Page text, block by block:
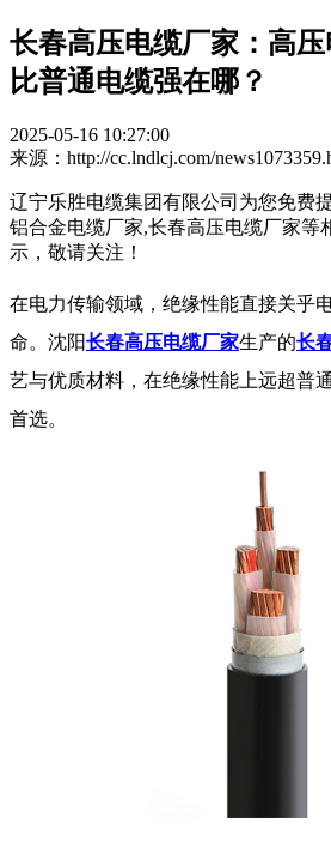
长春高压电缆厂家：高
比普通电缆强在哪？
2025-05-16 10:27:00
来源：http://cc.lndlcj.com/
辽宁乐胜电缆集团有限公司为您免费
铝合金电缆厂家,长春高压电缆厂家等
示，敬请关注！
在电力传输领域，绝缘性能直接关乎
命。 沈阳长春高压电缆厂家生产的长
艺与优质材料，在绝缘性能上远超普
首选。